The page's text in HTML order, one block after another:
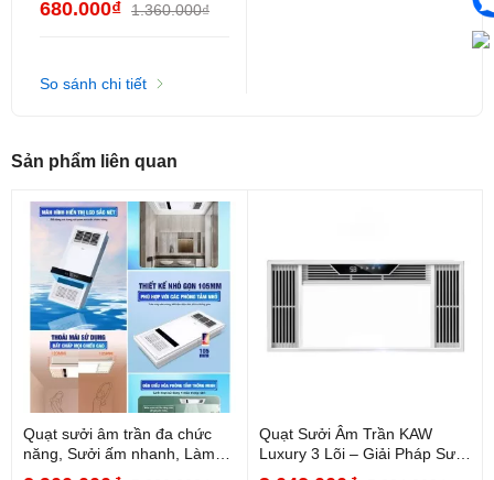
kaw – chính hãng từ TLC
680.000₫ 1.360.000₫
So sánh chi tiết
Sản phẩm liên quan
Quạt sưởi âm trần đa chức
năng, Sưởi ấm nhanh, Làm
mát hiệu quả, Đèn...
Quạt Sưởi Âm Trần KAW
Luxury 3 Lõi – Giải Pháp Sưởi
Ấm Thông Minh...